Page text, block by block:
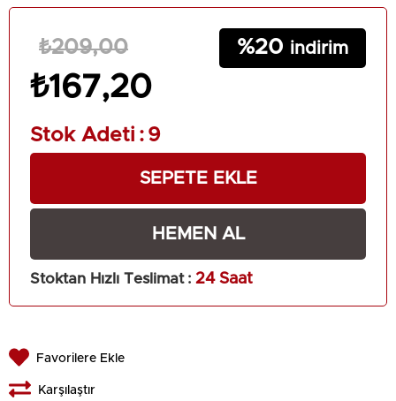
₺209,00
₺167,20
20
Stok Adeti : 9
Stoktan Hızlı Teslimat : 24 Saat
Favorilere Ekle
Karşılaştır